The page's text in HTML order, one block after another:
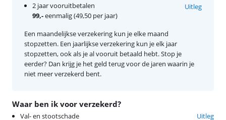
Waar ben ik voor verzekerd?
Val- en stootschade Uitleg
2 jaar vooruitbetalen
99,-eenmalig (49,50 per jaar)
Uitleg
Een maandelijkse verzekering kun je elke maand
stopzetten. Een jaarlijkse verzekering kun je elk jaar
stopzetten, ook als je al vooruit betaald hebt. Stop je
eerder? Dan krijg je het geld terug voor de jaren waarin je
niet meer verzekerd bent.